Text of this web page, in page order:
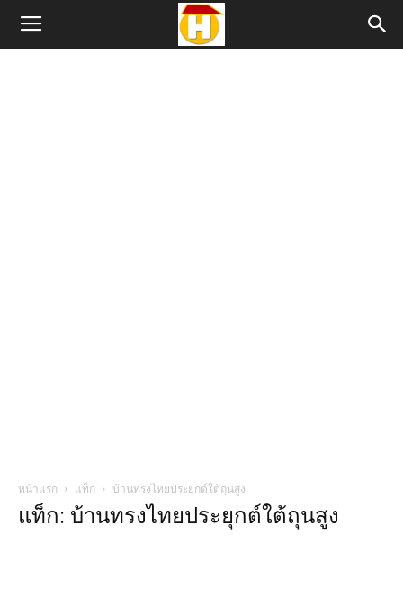
หน้าแรก แท็ก บ้านทรงไทยประยุกต์ใต้ถุนสูง
แท็ก: บ้านทรงไทยประยุกต์ใต้ถุนสูง